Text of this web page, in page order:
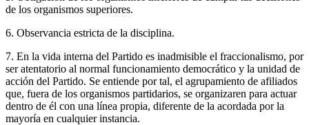
de los organismos superiores.
6. Observancia estricta de la disciplina.
7. En la vida interna del Partido es inadmisible el fraccionalismo, por
ser atentatorio al normal funcionamiento democrático y la unidad de
acción del Partido. Se entiende por tal, el agrupamiento de afiliados
que, fuera de los organismos partidarios, se organizaren para actuar
dentro de él con una línea propia, diferente de la acordada por la
mayoría en cualquier instancia.